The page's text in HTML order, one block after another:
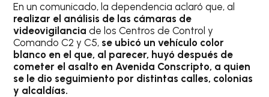
En un comunicado, la dependencia aclaró que, al
realizar el análisis de las cámaras de
videovigilanciade los Centros de Control y
Comando C2 y C5, se ubicó un vehículo color
blanco en el que, al parecer, huyó después de
cometer el asalto en Avenida Conscripto, a quien
se le dio seguimiento por distintas calles, colonias
y alcaldías.